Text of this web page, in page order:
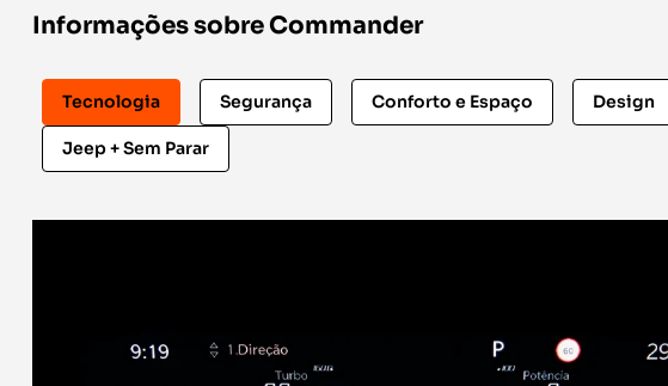
Informações sobre Commander
Tecnologia Segurança Conforto e Espaço Design
Jeep + Sem Parar